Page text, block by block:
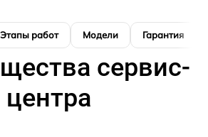
Этапы работ Модели Гарантия
сервис-
центра